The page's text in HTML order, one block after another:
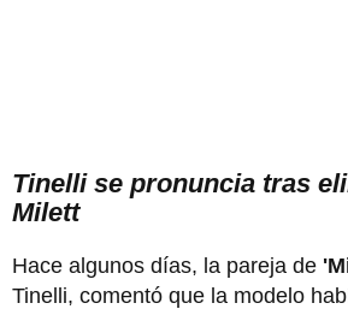
Tinelli se pronuncia tras
Milett
Hace algunos días, la pareja de
Tinelli, comentó que la modelo